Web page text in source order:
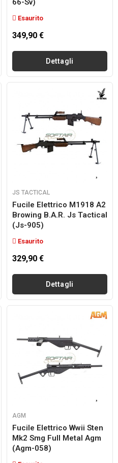
66-Sv)
Esaurito
349,90 €
Dettagli
JS TACTICAL
Fucile Elettrico M1918 A2
Browing B.a.r. Js Tactical
(js-905)
Esaurito
329,90 €
Dettagli
AGM
Fucile Elettrico Wwii Sten
Mk2 Smg Full Metal Agm
(agm-058)